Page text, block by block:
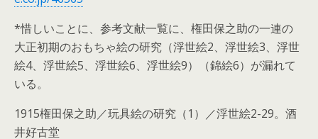
*惜しいことに、参考文献一覧に、権田保之助の一連の
大正初期のおもちゃ絵の研究（浮世絵2、浮世絵3、浮世
絵4、浮世絵5、浮世絵6、浮世絵9）（錦絵6）が漏れて
いる。
1915権田保之助／玩具絵の研究（1）／浮世絵2-29。酒
井好古堂